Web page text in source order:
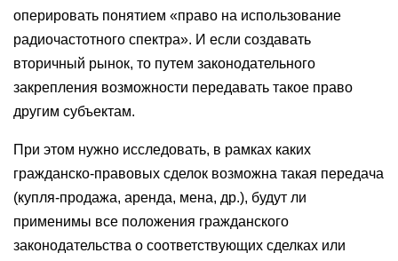
оперировать понятием «право на использование
радиочастотного спектра». И если создавать
вторичный рынок, то путем законодательного
закрепления возможности передавать такое право
другим субъектам.
При этом нужно исследовать, в рамках каких
гражданско-правовых сделок возможна такая передача
(купля-продажа, аренда, мена, др.), будут ли
применимы все положения гражданского
законодательства о соответствующих сделках или